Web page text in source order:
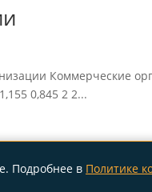
Коммерческие
0,845 2 2...
Подробнее в Политике